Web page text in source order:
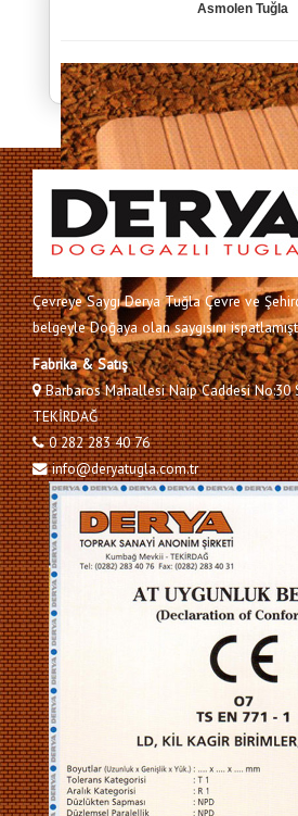
Asmolen Tuğla
Çevreye Saygı Derya Tuğla Çevre ve
belgeyle Doğaya olan saygısını
Fabrika & Satış
Barbaros Mahallesi Naip Caddesi No:30
TEKİRDAĞ
0 282 283 40 76
info@deryatugla.com.tr